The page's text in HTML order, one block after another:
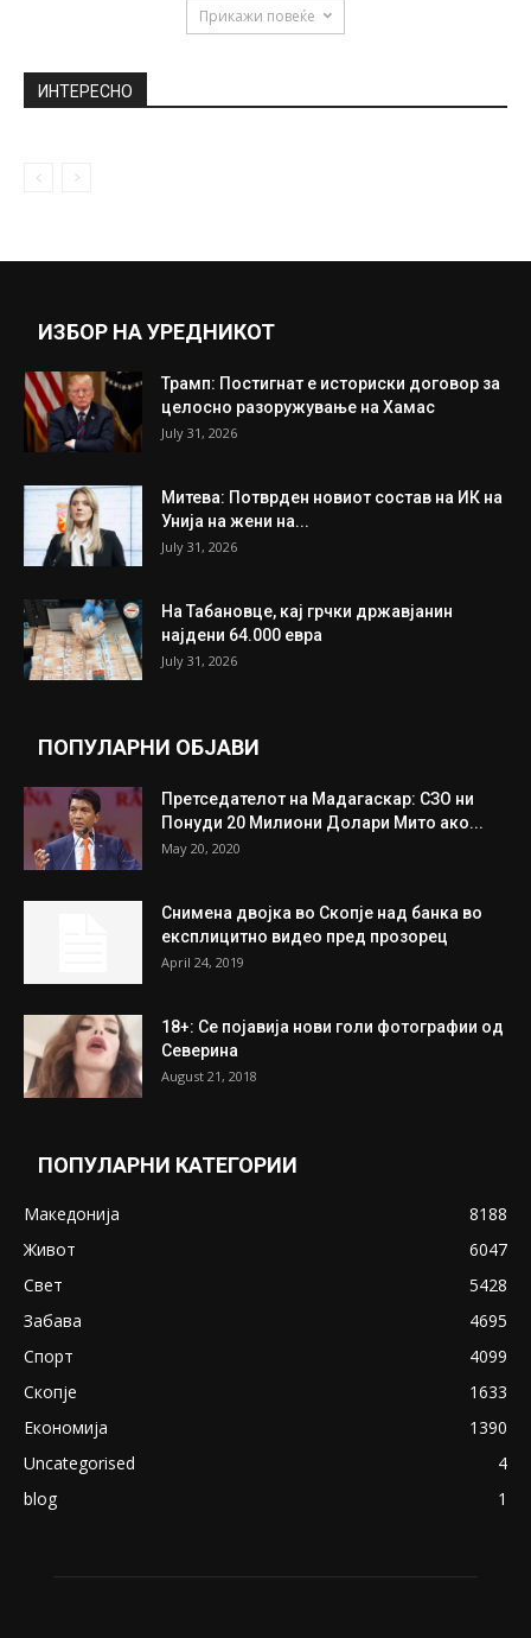
Прикажи повеќе
ИНТЕРЕСНО
ИЗБОР НА УРЕДНИКОТ
Трамп: Постигнат е историски договор за
целосно разоружување на Хамас
July 31, 2026
Митева: Потврден новиот состав на ИК на
Унија на жени на...
July 31, 2026
На Табановце, кај грчки државјанин
најдени 64.000 евра
July 31, 2026
ПОПУЛАРНИ ОБЈАВИ
Претседателот на Мадагаскар: СЗО ни
Понуди 20 Милиони Долари Мито ако...
May 20, 2020
Снимена двојка во Скопје над банка во
експлицитно видео пред прозорец
April 24, 2019
18+: Се појавија нови голи фотографии од
Северина
August 21, 2018
ПОПУЛАРНИ КАТЕГОРИИ
Македонија
8188
Живот
6047
Свет
5428
Забава
4695
Спорт
4099
Скопје
1633
Економија
1390
Uncategorised
4
blog
1